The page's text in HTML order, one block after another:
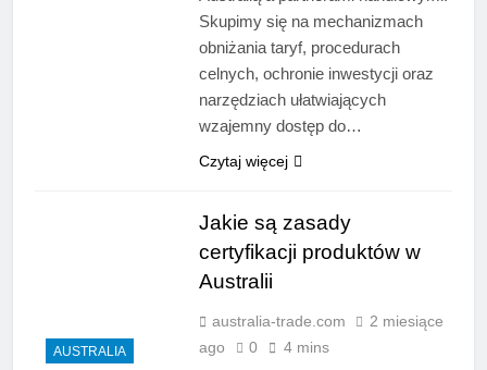
Skupimy się na mechanizmach
obniżania taryf, procedurach
celnych, ochronie inwestycji oraz
narzędziach ułatwiających
wzajemny dostęp do…
Czytaj więcej
AUSTRALIA
Jakie są zasady
certyfikacji produktów w
Australii
australia-trade.com
2 miesiące
ago
0 4 mins